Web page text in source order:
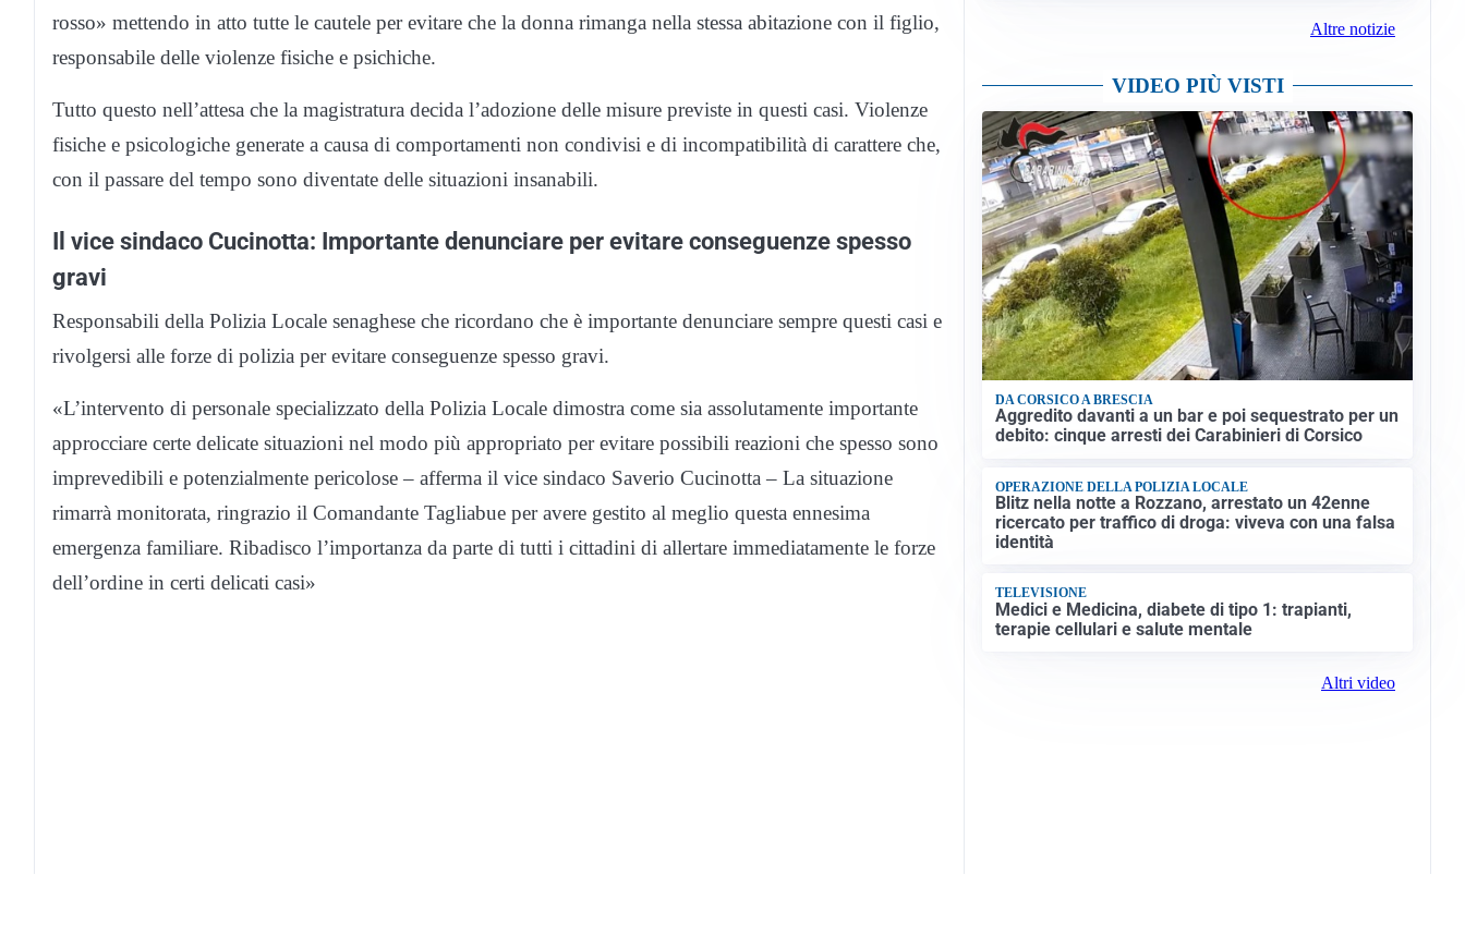
rosso» mettendo in atto tutte le cautele per evitare che la donna rimanga nella stessa abitazione con il figlio,
responsabile delle violenze fisiche e psichiche.
Tutto questo nell’attesa che la magistratura decida l’adozione delle misure previste in questi casi. Violenze
fisiche e psicologiche generate a causa di comportamenti non condivisi e di incompatibilità di carattere che,
con il passare del tempo sono diventate delle situazioni insanabili.
Il vice sindaco Cucinotta: Importante denunciare per evitare conseguenze spesso
gravi
Responsabili della Polizia Locale senaghese che ricordano che è importante denunciare sempre questi casi e
rivolgersi alle forze di polizia per evitare conseguenze spesso gravi.
«L’intervento di personale specializzato della Polizia Locale dimostra come sia assolutamente importante
approcciare certe delicate situazioni nel modo più appropriato per evitare possibili reazioni che spesso sono
imprevedibili e potenzialmente pericolose – afferma il vice sindaco Saverio Cucinotta – La situazione
rimarrà monitorata, ringrazio il Comandante Tagliabue per avere gestito al meglio questa ennesima
emergenza familiare. Ribadisco l’importanza da parte di tutti i cittadini di allertare immediatamente le forze
dell’ordine in certi delicati casi»
Altre notizie
VIDEO PIÙ VISTI
DA CORSICO A BRESCIA
Aggredito davanti a un bar e poi sequestrato per un
debito: cinque arresti dei Carabinieri di Corsico
OPERAZIONE DELLA POLIZIA LOCALE
Blitz nella notte a Rozzano, arrestato un 42enne
ricercato per traffico di droga: viveva con una falsa
identità
TELEVISIONE
Medici e Medicina, diabete di tipo 1: trapianti,
terapie cellulari e salute mentale
Altri video